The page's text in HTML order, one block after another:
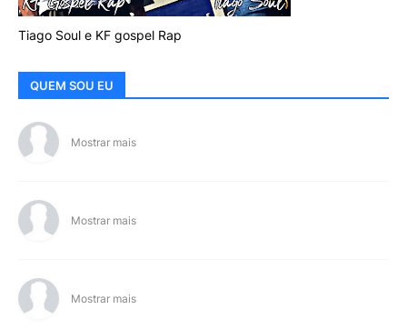
Tiago Soul e KF gospel Rap
QUEM SOU EU
Mostrar mais
Mostrar mais
Mostrar mais